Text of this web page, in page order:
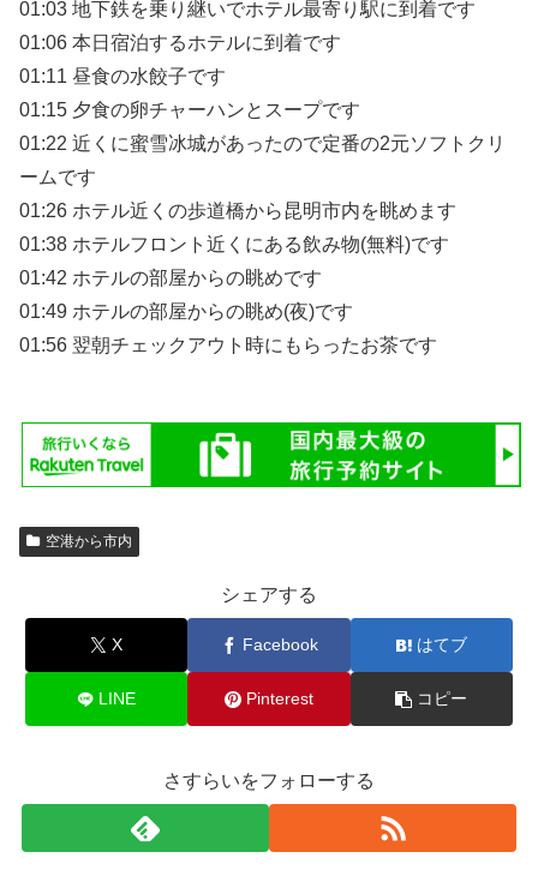
01:03 地下鉄を乗り継いでホテル最寄り駅に到着です
01:06 本日宿泊するホテルに到着です
01:11 昼食の水餃子です
01:15 夕食の卵チャーハンとスープです
01:22 近くに蜜雪冰城があったので定番の2元ソフトクリ
ームです
01:26 ホテル近くの歩道橋から昆明市内を眺めます
01:38 ホテルフロント近くにある飲み物(無料)です
01:42 ホテルの部屋からの眺めです
01:49 ホテルの部屋からの眺め(夜)です
01:56 翌朝チェックアウト時にもらったお茶です
空港から市内
シェアする
X Facebook はてブ
LINE Pinterest コピー
さすらいをフォローする